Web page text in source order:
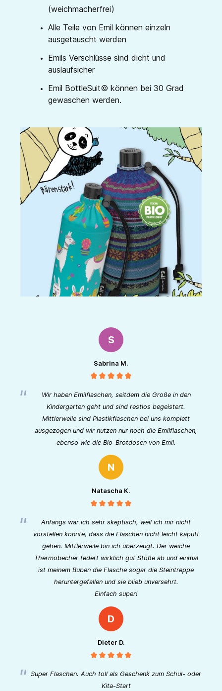
(weichmacherfrei)
Alle Teile von Emil können einzeln
ausgetauscht werden
Emils Verschlüsse sind dicht und
auslaufsicher
Emil BottleSuit© können bei 30 Grad
gewaschen werden.
S
Sabrina M.
Wir haben Emilflaschen, seitdem die Große in den
Kindergarten geht und sind restlos begeistert.
Mittlerweile sind Plastikflaschen bei uns komplett
ausgezogen und wir nutzen nur noch die Emilflaschen,
ebenso wie die Bio-Brotdosen von Emil.
N
Natascha K.
Anfangs war ich sehr skeptisch, weil ich mir nicht
vorstellen konnte, dass die Flaschen nicht leicht kaputt
gehen. Mittlerweile bin ich überzeugt. Der weiche
Thermobecher federt wirklich gut Stöße ab und einmal
ist meinem Buben die Flasche sogar die Steintreppe
heruntergefallen und sie blieb unversehrt.
Einfach super!
D
Dieter D.
Super Flaschen. Auch toll als Geschenk zum Schul- oder
Kita-Start